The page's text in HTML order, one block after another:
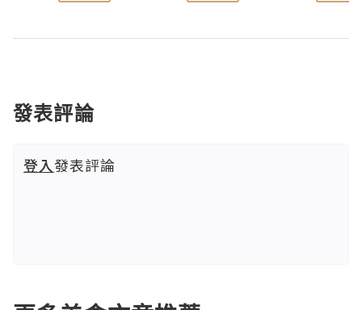
發表評論
登入發表評論